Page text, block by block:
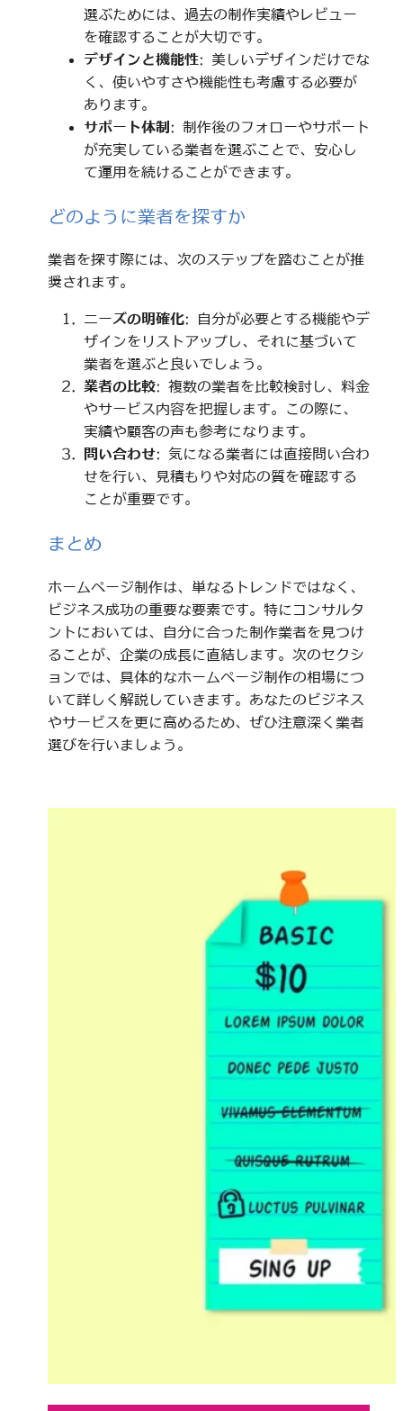
選ぶためには、過去の制作実績やレビュー
を確認することが大切です。
デザインと機能性: 美しいデザインだけでな
く、使いやすさや機能性も考慮する必要が
あります。
サポート体制 : 制作後のフォローやサポート
が充実している業者を選ぶことで、安心し
て運用を続けることができます。
どのように業者を探すか
業者を探す際には、次のステップを踏むことが推
奨されます。
ニーズの明確化: 自分が必要とする機能やデ
ザインをリストアップし、それに基づいて
業者を選ぶと良いでしょう。
業者の比較: 複数の業者を比較検討し、料金
やサービス内容を把握します。この際に、
実績や顧客の声も参考になります。
問い合わせ: 気になる業者には直接問い合わ
せを行い、見積もりや対応の質を確認する
ことが重要です。
まとめ
ホームページ制作は、単なるトレンドではなく、
ビジネス成功の重要な要素です。特にコンサルタ
ントにおいては、自分に合った制作業者を見つけ
ることが、企業の成長に直結します。次のセクシ
ョンでは、具体的なホームページ制作の相場につ
いて詳しく解説していきます。あなたのビジネス
やサービスを更に高めるため、ぜひ注意深く業者
選びを行いましょう。